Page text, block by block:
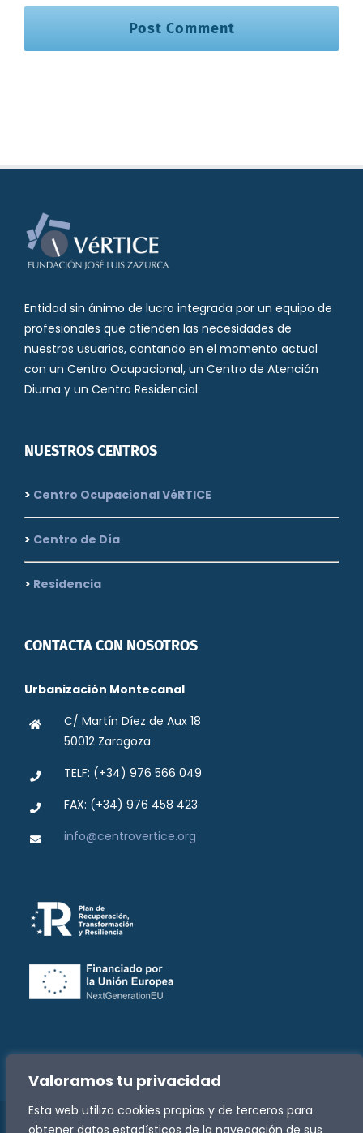
Valoramos tu privacidad
Esta web utiliza cookies propias y de terceros para
obtener datos estadísticos de la navegación de sus
Entidad sin ánimo de lucro integrada por un equipo de
profesionales que atienden las necesidades de
nuestros usuarios, contando en el momento actual
con un Centro Ocupacional, un Centro de Atención
Diurna y un Centro Residencial.
NUESTROS CENTROS
> Centro Ocupacional VéRTICE
> Centro de Día
> Residencia
CONTACTA CON NOSOTROS
Urbanización Montecanal
C/ Martín Díez de Aux 18
50012 Zaragoza
TELF: (+34) 976 566 049
FAX: (+34) 976 458 423
info@centrovertice.org